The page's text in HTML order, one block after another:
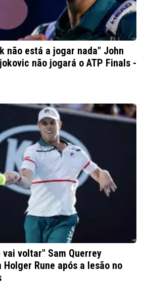
não está a jogar nada" John
não jogará o ATP Finals -
voltar" Sam Querrey
Rune após a lesão no